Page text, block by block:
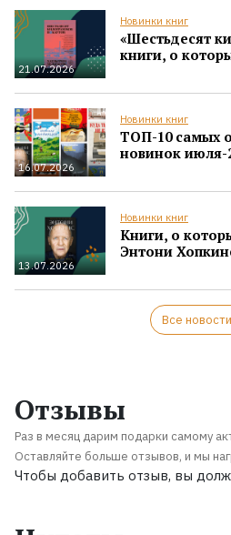
21.07.2026
Новинки книг
«Шестьдесят
книги, о
16.07.2026
Новинки книг
ТОП-10 самых
новинок июля-
13.07.2026
Новинки книг
Книги, о
Энтони
Все новости
Отзывы
Раз в месяц дарим подарки самому
Оставляйте больше отзывов, и мы
Чтобы добавить отзыв, вы